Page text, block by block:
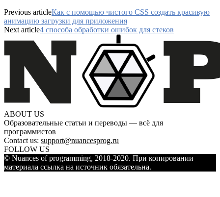
Previous articleКак с помощью чистого CSS создать красивую
анимацию загрузки для приложения
Next article4 способа обработки ошибок для стеков
ABOUT US
Образовательные статьи и переводы — всё для
программистов
Contact us: support@nuancesprog.ru
FOLLOW US
© Nuances of programming, 2018-2020. При копировании
материала ссылка на источник обязательна.